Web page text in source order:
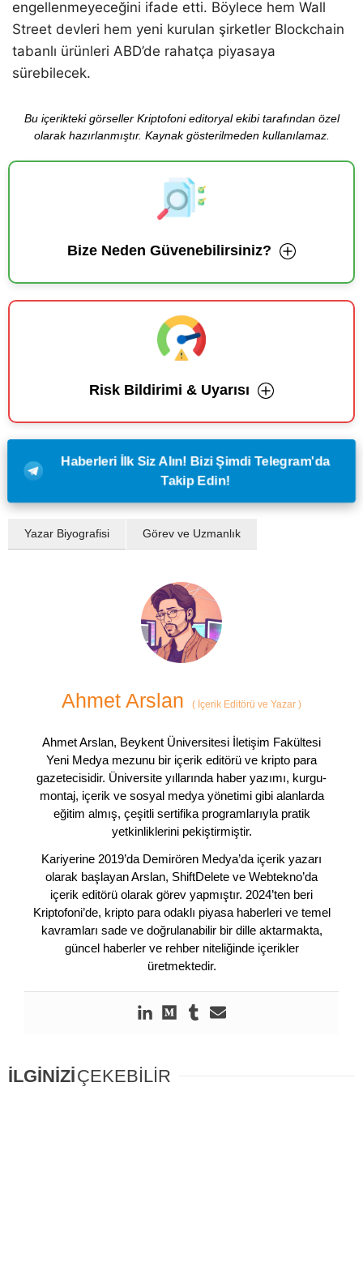
engellenmeyeceğini ifade etti. Böylece hem Wall
Street devleri hem yeni kurulan şirketler Blockchain
tabanlı ürünleri ABD’de rahatça piyasaya
sürebilecek.
Bu içerikteki görseller Kriptofoni editoryal ekibi tarafından özel
olarak hazırlanmıştır. Kaynak gösterilmeden kullanılamaz.
Bize Neden Güvenebilirsiniz?
Risk Bildirimi & Uyarısı
Haberleri İlk Siz Alın! Bizi Şimdi Telegram'da
Takip Edin!
Yazar Biyografisi Görev ve Uzmanlık
Ahmet Arslan ( İçerik Editörü ve Yazar )
Ahmet Arslan, Beykent Üniversitesi İletişim Fakültesi
Yeni Medya mezunu bir içerik editörü ve kripto para
gazetecisidir. Üniversite yıllarında haber yazımı, kurgu-
montaj, içerik ve sosyal medya yönetimi gibi alanlarda
eğitim almış, çeşitli sertifika programlarıyla pratik
yetkinliklerini pekiştirmiştir.
Kariyerine 2019’da Demirören Medya’da içerik yazarı
olarak başlayan Arslan, ShiftDelete ve Webtekno’da
içerik editörü olarak görev yapmıştır. 2024’ten beri
Kriptofoni’de, kripto para odaklı piyasa haberleri ve temel
kavramları sade ve doğrulanabilir bir dille aktarmakta,
güncel haberler ve rehber niteliğinde içerikler
üretmektedir.
İLGİNİZİÇEKEBİLİR